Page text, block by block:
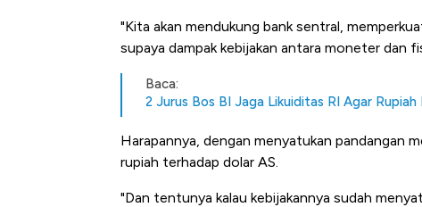
"Kita akan mendukung bank sentral,
supaya dampak kebijakan antara moneter dan
Baca:
2 Jurus Bos BI Jaga Likuiditas RI Agar Rupiah
Harapannya, dengan menyatukan pandangan
rupiah terhadap dolar AS.
"Dan tentunya kalau kebijakannya sudah